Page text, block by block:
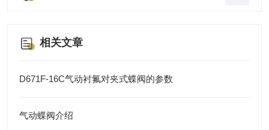
相关文章
D671F-16C气动衬氟对夹式蝶阀的参数
气动蝶阀介绍